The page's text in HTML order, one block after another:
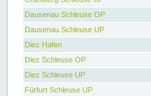
Dausenau Schleuse OP
Dausenau Schleuse UP
Diez Hafen
Diez Schleuse OP
Diez Schleuse UP
Fürfurt Schleuse UP